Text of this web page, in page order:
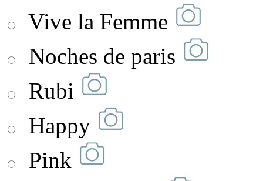
Vive la Femme
Noches de paris
Rubi
Happy
Pink